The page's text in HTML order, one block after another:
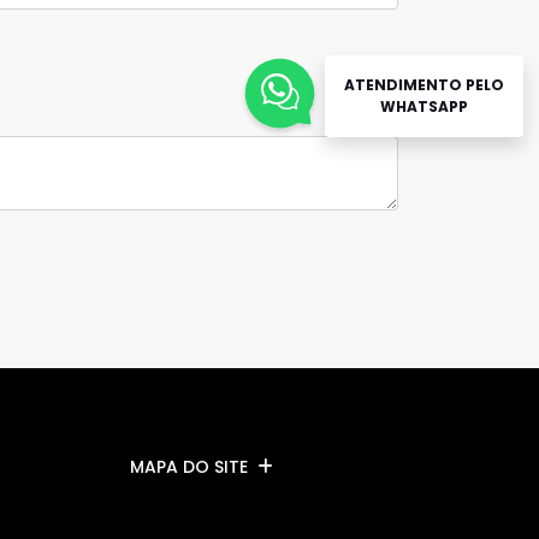
MAPA DO SITE
ATENDIMENTO PELO
WHATSAPP